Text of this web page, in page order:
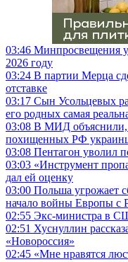
03:46 Минпросвещения
2026 году
03:24 В партии Мерца
отставке
03:17 Сын Усольцевых
его родных самая
03:08 В МИД объяснили,
похищенных РФ
03:08 Пентагон уволил
03:03 «Инструмент
дал ей оценку
03:00 Польша угрожает
начало войны Европы с
02:55 Экс-министра в
02:51 Хуснуллин
«Новороссия»
02:45 «Мне нравятся